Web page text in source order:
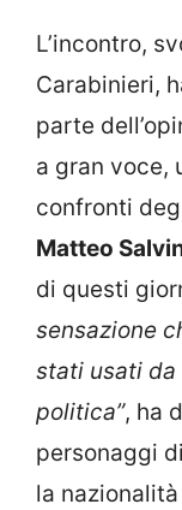
L’incontro,
Carabinieri,
parte
a gran voce,
confronti
Matteo
di questi
sensazione
stati usati
politica”, ha
personaggi
la